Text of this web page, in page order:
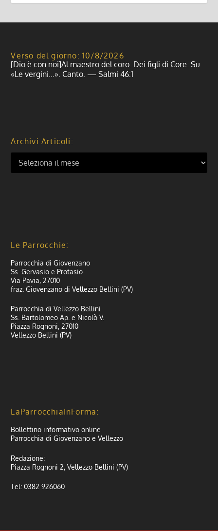
Verso del giorno: 10/8/2026
[Dio è con noi]Al maestro del coro. Dei figli di Core. Su
«Le vergini...». Canto. — Salmi 46:1
Archivi Articoli:
Le Parrocchie:
Parrocchia di Giovenzano
Ss. Gervasio e Protasio
Via Pavia, 27010
fraz. Giovenzano di Vellezzo Bellini (PV)
Parrocchia di Vellezzo Bellini
Ss. Bartolomeo Ap. e Nicolò V.
Piazza Rognoni, 27010
Vellezzo Bellini (PV)
LaParrocchiaInForma:
Bollettino informativo online
Parrocchia di Giovenzano e Vellezzo
Redazione:
Piazza Rognoni 2, Vellezzo Bellini (PV)
Tel: 0382 926060